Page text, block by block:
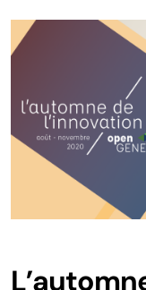
Hackathons
Sustainable Finance
Smart City Xperience
SDG Open Hack!
Le projet ULTIMO